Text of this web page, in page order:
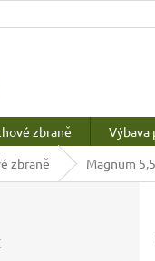
zbraně Výbava
zbraně Magnum